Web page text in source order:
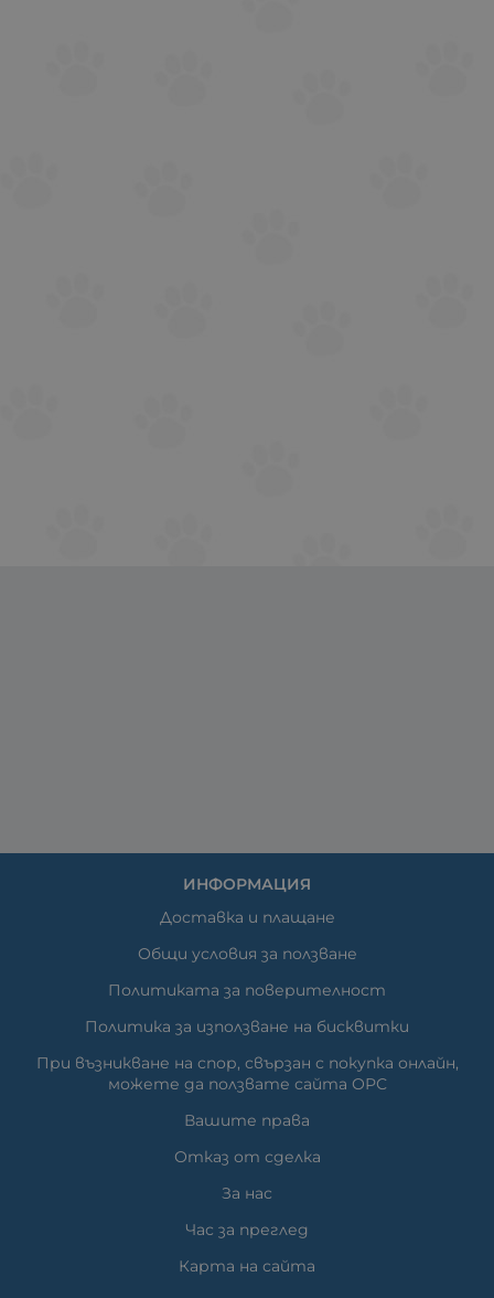
ИНФОРМАЦИЯ
Доставка и плащане
Общи условия за ползване
Политиката за поверителност
Политика за използване на бисквитки
При възникване на спор, свързан с покупка онлайн,
можете да ползвате сайта ОРС
Вашите права
Отказ от сделка
За нас
Час за преглед
Карта на сайта